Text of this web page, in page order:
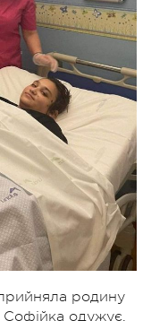
родину
Софійка одужує,